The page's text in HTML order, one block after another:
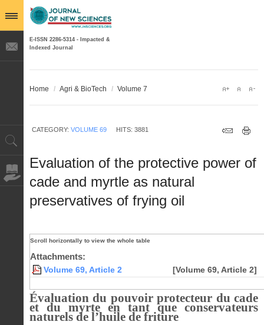
E-ISSN 2286-5314 - Impacted &
Indexed Journal
Home / Agri & BioTech / Volume 7
CATEGORY: VOLUME 69 HITS: 3881
Evaluation of the protective power of
cade and myrtle as natural
preservatives of frying oil
Attachments:
Volume 69, Article 2 [Volume 69, Article 2]
Évaluation du pouvoir protecteur du cade
et du myrte en tant que conservateurs
naturels de l’huile de friture